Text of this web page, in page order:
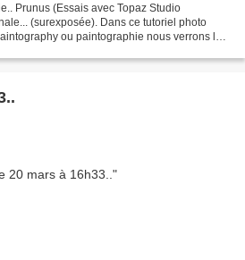
Prunus (Essais avec Topaz Studio
(surexposée). Dans ce tutoriel photo
ou paintographie nous verrons le